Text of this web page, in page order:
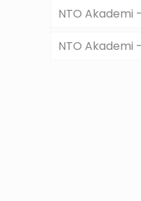
NTO Akademi
NTO Akademi